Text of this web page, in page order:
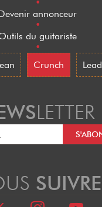
•
annonceur
•
du guitariste
•
Crunch Lead
LETTER
SUIVRE